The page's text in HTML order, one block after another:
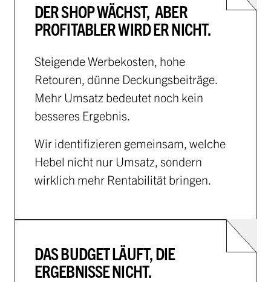
DER SHOP WÄCHST, ABER
PROFITABLER WIRD ER NICHT.
Steigende Werbekosten, hohe
Retouren, dünne Deckungsbeiträge.
Mehr Umsatz bedeutet noch kein
besseres Ergebnis.
Wir identifizieren gemeinsam, welche
Hebel nicht nur Umsatz, sondern
wirklich mehr Rentabilität bringen.
DAS BUDGET LÄUFT, DIE
ERGEBNISSE NICHT.